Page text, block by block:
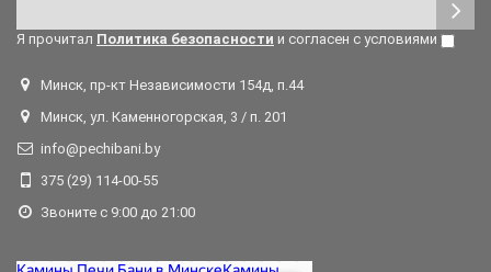
Я прочитал Политика безопасности и согласен с условиями
Минск, пр-кт Независимости 154д, п.44
Минск, ул. Каменногорская, 3 / п. 201
info@pechibani.by
375 (29) 114-00-55
Звоните с 9:00 до 21:00